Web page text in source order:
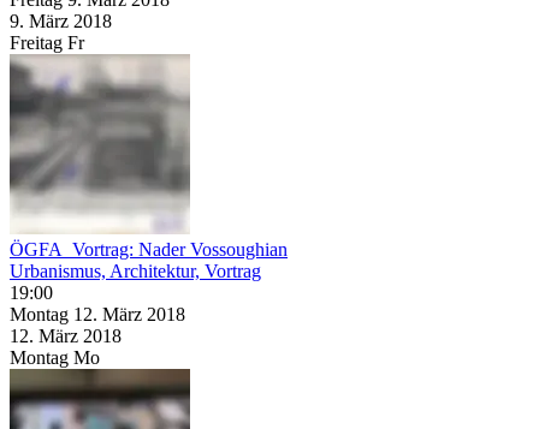
9. März 2018
Freitag Fr
ÖGFA_Vortrag: Nader Vossoughian
Urbanismus, Architektur, Vortrag
19:00
Montag 12. März 2018
12. März 2018
Montag Mo